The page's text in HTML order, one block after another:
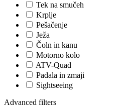
Tek na smučeh
Krplje
Pešačenje
Ježa
Čoln in kanu
Motorno kolo
ATV-Quad
Padala in zmaji
Sightseeing
Advanced filters